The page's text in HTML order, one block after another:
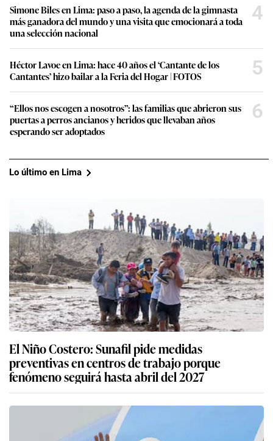
Simone Biles en Lima: paso a paso, la agenda de la gimnasta
más ganadora del mundo y una visita que emocionará a toda
una selección nacional
4
Héctor Lavoe en Lima: hace 40 años el ‘Cantante de los
Cantantes’ hizo bailar a la Feria del Hogar | FOTOS
5
“Ellos nos escogen a nosotros”: las familias que abrieron sus
puertas a perros ancianos y heridos que llevaban años
esperando ser adoptados
6
Lo último en Lima
El Niño Costero: Sunafil pide medidas
preventivas en centros de trabajo porque
fenómeno seguirá hasta abril del 2027